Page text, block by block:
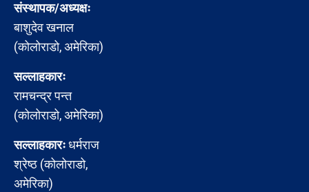
संस्थापक/अध्यक्षः
बाशुदेव खनाल
(कोलोराडो, अमेरिका)
सल्लाहकारः
रामचन्द्र पन्त
(कोलोराडो, अमेरिका)
सल्लाहकारःधर्मराज
श्रेष्ठ (कोलोराडो,
अमेरिका)